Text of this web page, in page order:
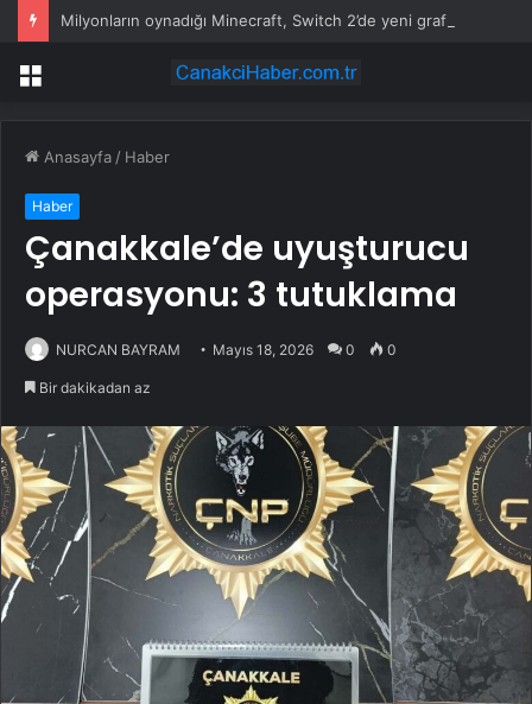
Menü
Anasayfa / Haber
Haber
Çanakkale’de uyuşturucu
operasyonu: 3 tutuklama
NURCAN BAYRAM Mayıs 18, 2026 0 0
Bir dakikadan az